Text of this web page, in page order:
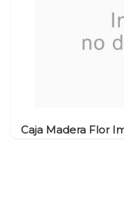
Caja Madera Flor